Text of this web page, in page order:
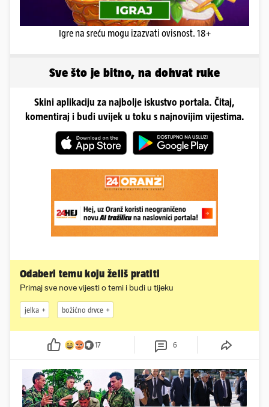
Igre na sreću mogu izazvati ovisnost. 18+
Sve što je bitno, na dohvat ruke
Skini aplikaciju za najbolje iskustvo portala. Čitaj,
komentiraj i budi uvijek u toku s najnovijim vijestima.
Odaberi temu koju želiš pratiti
Primaj sve nove vijesti o temi i budi u tijeku
jelka božićno drvce
17 6